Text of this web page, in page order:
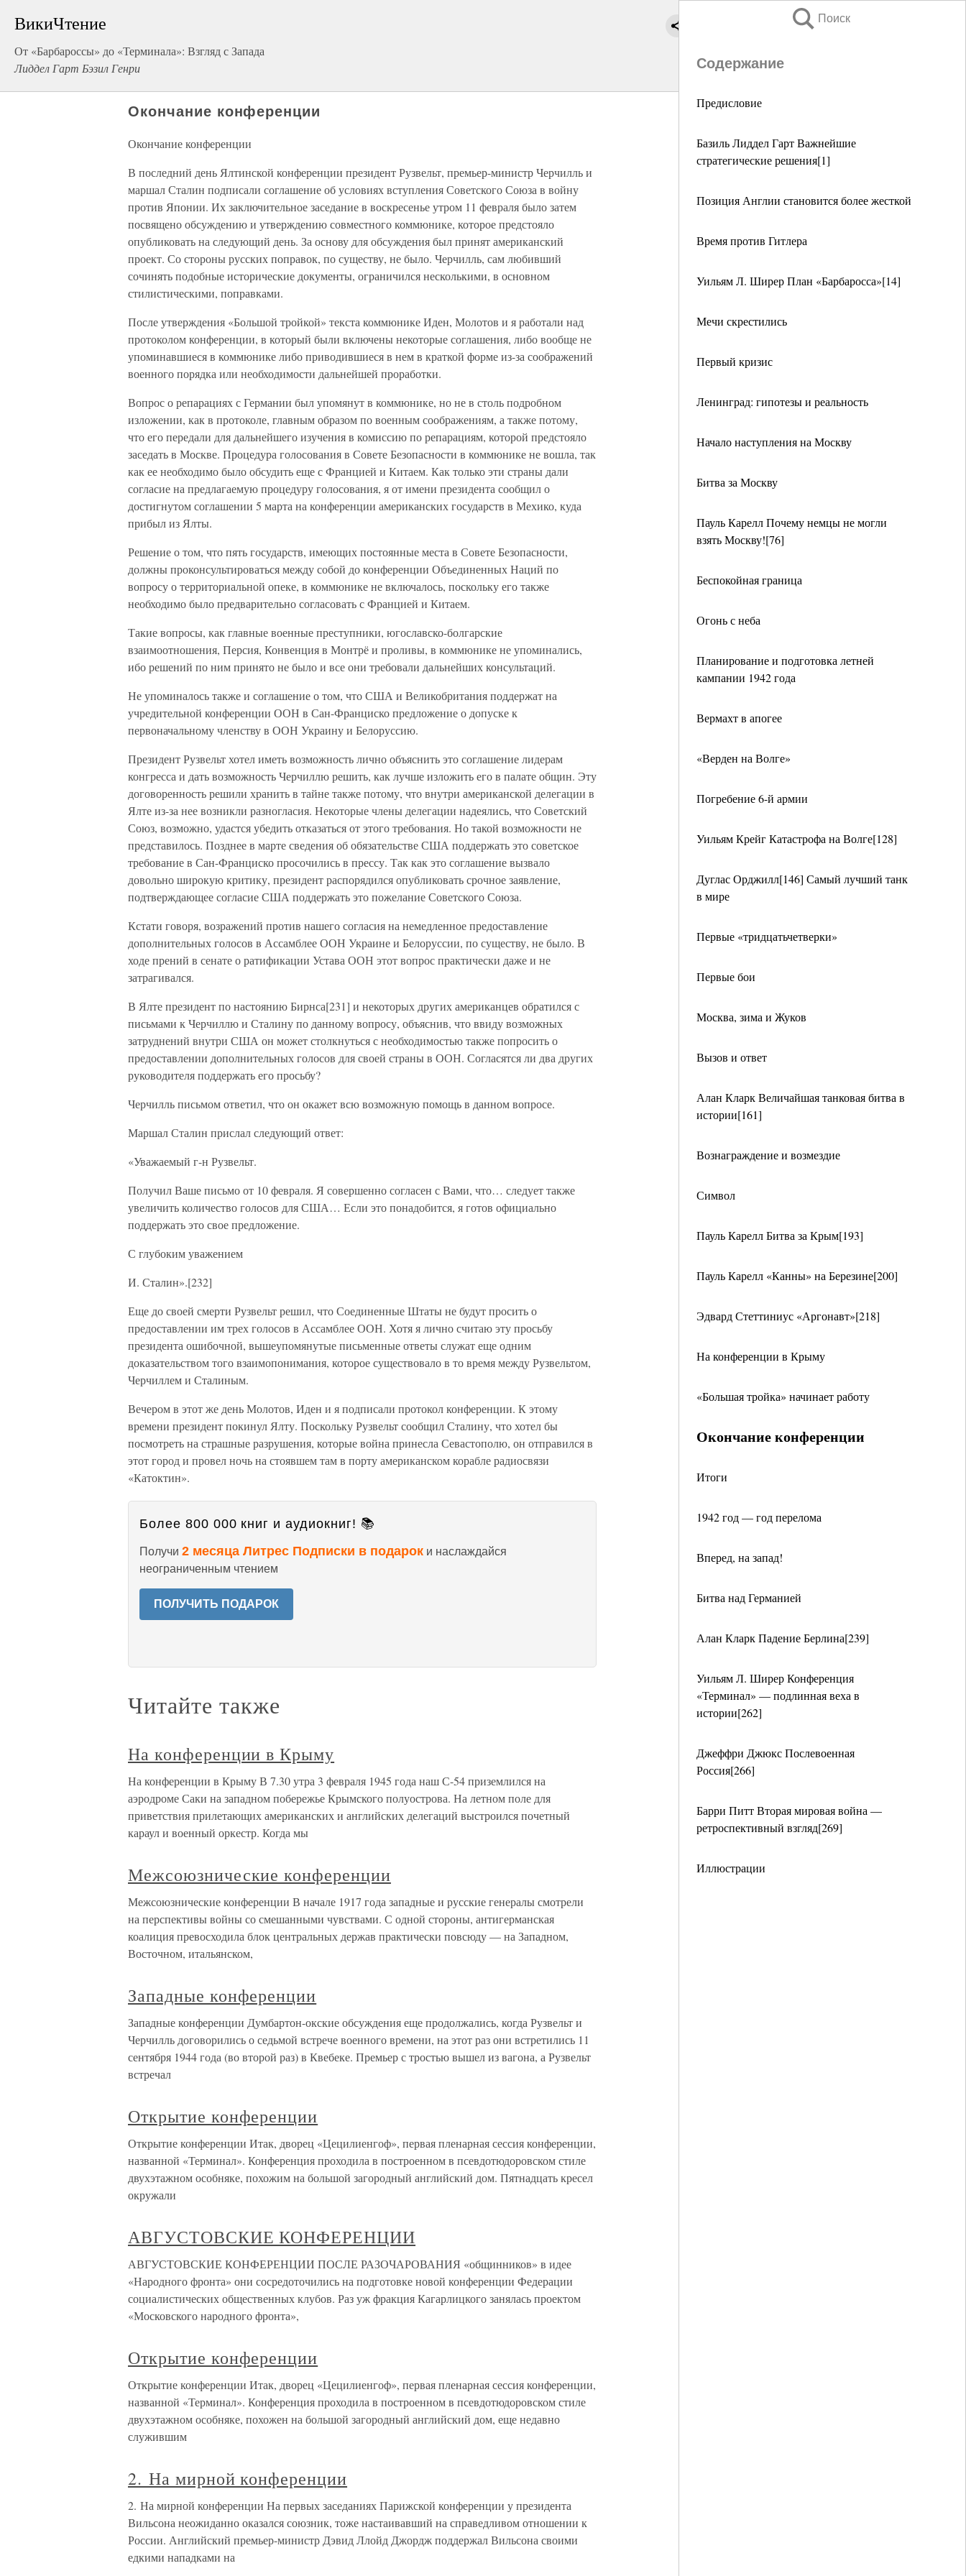
ВикиЧтение
От «Барбароссы» до «Терминала»: Взгляд с Запада
Лиддел Гарт Бэзил Генри
Поиск
Содержание
Предисловие
Базиль Лиддел Гарт Важнейшие
стратегические решения[1]
Позиция Англии становится более жесткой
Время против Гитлера
Уильям Л. Ширер План «Барбаросса»[14]
Мечи скрестились
Первый кризис
Ленинград: гипотезы и реальность
Начало наступления на Москву
Битва за Москву
Пауль Карелл Почему немцы не могли
взять Москву![76]
Беспокойная граница
Огонь с неба
Планирование и подготовка летней
кампании 1942 года
Вермахт в апогее
«Верден на Волге»
Погребение 6-й армии
Уильям Крейг Катастрофа на Волге[128]
Дуглас Орджилл[146] Самый лучший танк
в мире
Первые «тридцатьчетверки»
Первые бои
Москва, зима и Жуков
Вызов и ответ
Алан Кларк Величайшая танковая битва в
истории[161]
Вознаграждение и возмездие
Символ
Пауль Карелл Битва за Крым[193]
Пауль Карелл «Канны» на Березине[200]
Эдвард Стеттиниус «Аргонавт»[218]
На конференции в Крыму
«Большая тройка» начинает работу
Окончание конференции
Итоги
1942 год — год перелома
Вперед, на запад!
Битва над Германией
Алан Кларк Падение Берлина[239]
Уильям Л. Ширер Конференция
«Терминал» — подлинная веха в
истории[262]
Джеффри Джюкс Послевоенная
Россия[266]
Барри Питт Вторая мировая война —
ретроспективный взгляд[269]
Иллюстрации
Окончание конференции
Окончание конференции
В последний день Ялтинской конференции президент Рузвельт, премьер-министр Черчилль и
маршал Сталин подписали соглашение об условиях вступления Советского Союза в войну
против Японии. Их заключительное заседание в воскресенье утром 11 февраля было затем
посвящено обсуждению и утверждению совместного коммюнике, которое предстояло
опубликовать на следующий день. За основу для обсуждения был принят американский
проект. Со стороны русских поправок, по существу, не было. Черчилль, сам любивший
сочинять подобные исторические документы, ограничился несколькими, в основном
стилистическими, поправками.
После утверждения «Большой тройкой» текста коммюнике Иден, Молотов и я работали над
протоколом конференции, в который были включены некоторые соглашения, либо вообще не
упоминавшиеся в коммюнике либо приводившиеся в нем в краткой форме из-за соображений
военного порядка или необходимости дальнейшей проработки.
Вопрос о репарациях с Германии был упомянут в коммюнике, но не в столь подробном
изложении, как в протоколе, главным образом по военным соображениям, а также потому,
что его передали для дальнейшего изучения в комиссию по репарациям, которой предстояло
заседать в Москве. Процедура голосования в Совете Безопасности в коммюнике не вошла, так
как ее необходимо было обсудить еще с Францией и Китаем. Как только эти страны дали
согласие на предлагаемую процедуру голосования, я от имени президента сообщил о
достигнутом соглашении 5 марта на конференции американских государств в Мехико, куда
прибыл из Ялты.
Решение о том, что пять государств, имеющих постоянные места в Совете Безопасности,
должны проконсультироваться между собой до конференции Объединенных Наций по
вопросу о территориальной опеке, в коммюнике не включалось, поскольку его также
необходимо было предварительно согласовать с Францией и Китаем.
Такие вопросы, как главные военные преступники, югославско-болгарские
взаимоотношения, Персия, Конвенция в Монтрё и проливы, в коммюнике не упоминались,
ибо решений по ним принято не было и все они требовали дальнейших консультаций.
Не упоминалось также и соглашение о том, что США и Великобритания поддержат на
учредительной конференции ООН в Сан-Франциско предложение о допуске к
первоначальному членству в ООН Украину и Белоруссию.
Президент Рузвельт хотел иметь возможность лично объяснить это соглашение лидерам
конгресса и дать возможность Черчиллю решить, как лучше изложить его в палате общин. Эту
договоренность решили хранить в тайне также потому, что внутри американской делегации в
Ялте из-за нее возникли разногласия. Некоторые члены делегации надеялись, что Советский
Союз, возможно, удастся убедить отказаться от этого требования. Но такой возможности не
представилось. Позднее в марте сведения об обязательстве США поддержать это советское
требование в Сан-Франциско просочились в прессу. Так как это соглашение вызвало
довольно широкую критику, президент распорядился опубликовать срочное заявление,
подтверждающее согласие США поддержать это пожелание Советского Союза.
Кстати говоря, возражений против нашего согласия на немедленное предоставление
дополнительных голосов в Ассамблее ООН Украине и Белоруссии, по существу, не было. В
ходе прений в сенате о ратификации Устава ООН этот вопрос практически даже и не
затрагивался.
В Ялте президент по настоянию Бирнса[231] и некоторых других американцев обратился с
письмами к Черчиллю и Сталину по данному вопросу, объяснив, что ввиду возможных
затруднений внутри США он может столкнуться с необходимостью также попросить о
предоставлении дополнительных голосов для своей страны в ООН. Согласятся ли два других
руководителя поддержать его просьбу?
Черчилль письмом ответил, что он окажет всю возможную помощь в данном вопросе.
Маршал Сталин прислал следующий ответ:
«Уважаемый г-н Рузвельт.
Получил Ваше письмо от 10 февраля. Я совершенно согласен с Вами, что… следует также
увеличить количество голосов для США… Если это понадобится, я готов официально
поддержать это свое предложение.
С глубоким уважением
И. Сталин».[232]
Еще до своей смерти Рузвельт решил, что Соединенные Штаты не будут просить о
предоставлении им трех голосов в Ассамблее ООН. Хотя я лично считаю эту просьбу
президента ошибочной, вышеупомянутые письменные ответы служат еще одним
доказательством того взаимопонимания, которое существовало в то время между Рузвельтом,
Черчиллем и Сталиным.
Вечером в этот же день Молотов, Иден и я подписали протокол конференции. К этому
времени президент покинул Ялту. Поскольку Рузвельт сообщил Сталину, что хотел бы
посмотреть на страшные разрушения, которые война принесла Севастополю, он отправился в
этот город и провел ночь на стоявшем там в порту американском корабле радиосвязи
«Катоктин».
Более 800 000 книг и аудиокниг! 📚
Получи 2 месяца Литрес Подписки в подарок и наслаждайся
неограниченным чтением
ПОЛУЧИТЬ ПОДАРОК
Читайте также
На конференции в Крыму
На конференции в Крыму В 7.30 утра 3 февраля 1945 года наш С-54 приземлился на
аэродроме Саки на западном побережье Крымского полуострова. На летном поле для
приветствия прилетающих американских и английских делегаций выстроился почетный
караул и военный оркестр. Когда мы
Межсоюзнические конференции
Межсоюзнические конференции В начале 1917 года западные и русские генералы смотрели
на перспективы войны со смешанными чувствами. С одной стороны, антигерманская
коалиция превосходила блок центральных держав практически повсюду — на Западном,
Восточном, итальянском,
Западные конференции
Западные конференции Думбартон-окские обсуждения еще продолжались, когда Рузвельт и
Черчилль договорились о седьмой встрече военного времени, на этот раз они встретились 11
сентября 1944 года (во второй раз) в Квебеке. Премьер с тростью вышел из вагона, а Рузвельт
встречал
Открытие конференции
Открытие конференции Итак, дворец «Цецилиенгоф», первая пленарная сессия конференции,
названной «Терминал». Конференция проходила в построенном в псевдотюдоровском стиле
двухэтажном особняке, похожим на большой загородный английский дом. Пятнадцать кресел
окружали
АВГУСТОВСКИЕ КОНФЕРЕНЦИИ
АВГУСТОВСКИЕ КОНФЕРЕНЦИИ ПОСЛЕ РАЗОЧАРОВАНИЯ «общинников» в идее
«Народного фронта» они сосредоточились на подготовке новой конференции Федерации
социалистических общественных клубов. Раз уж фракция Кагарлицкого занялась проектом
«Московского народного фронта»,
Открытие конференции
Открытие конференции Итак, дворец «Цецилиенгоф», первая пленарная сессия конференции,
названной «Терминал». Конференция проходила в построенном в псевдотюдоровском стиле
двухэтажном особняке, похожен на большой загородный английский дом, еще недавно
служившим
2. На мирной конференции
2. На мирной конференции На первых заседаниях Парижской конференции у президента
Вильсона неожиданно оказался союзник, тоже настаивавший на справедливом отношении к
России. Английский премьер-министр Дэвид Ллойд Джордж поддержал Вильсона своими
едкими нападками на